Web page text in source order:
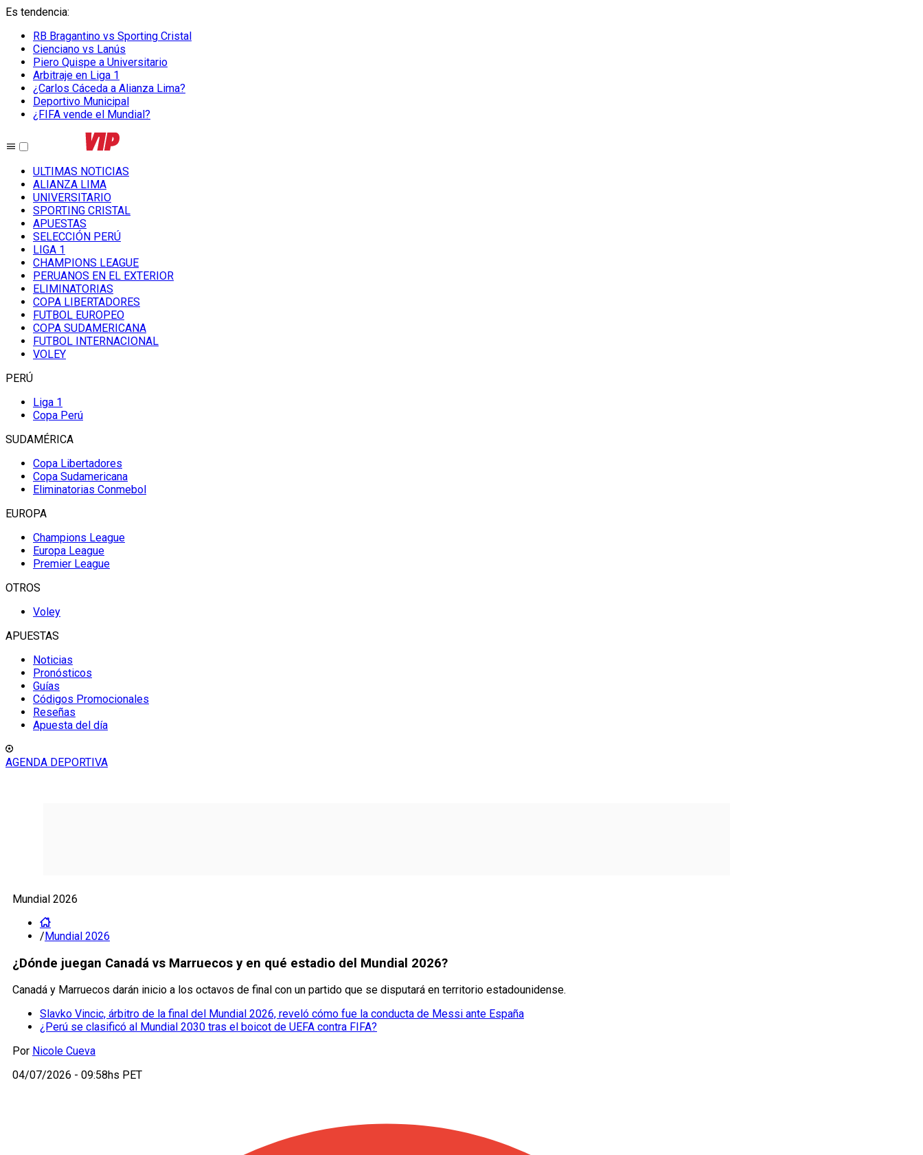
Es tendencia:
RB Bragantino vs Sporting Cristal
Cienciano vs Lanús
Piero Quispe a Universitario
Arbitraje en Liga 1
¿Carlos Cáceda a Alianza Lima?
Deportivo Municipal
¿FIFA vende el Mundial?
ULTIMAS NOTICIAS
ALIANZA LIMA
UNIVERSITARIO
SPORTING CRISTAL
APUESTAS
SELECCIÓN PERÚ
LIGA 1
CHAMPIONS LEAGUE
PERUANOS EN EL EXTERIOR
ELIMINATORIAS
COPA LIBERTADORES
FUTBOL EUROPEO
COPA SUDAMERICANA
FUTBOL INTERNACIONAL
VOLEY
PERÚ
Liga 1
Copa Perú
SUDAMÉRICA
Copa Libertadores
Copa Sudamericana
Eliminatorias Conmebol
EUROPA
Champions League
Europa League
Premier League
OTROS
Voley
APUESTAS
Noticias
Pronósticos
Guías
Códigos Promocionales
Reseñas
Apuesta del día
AGENDA DEPORTIVA
Mundial 2026
/Mundial 2026
¿Dónde juegan Canadá vs Marruecos y en qué estadio del Mundial 2026?
Canadá y Marruecos darán inicio a los octavos de final con un partido que se disputará en territorio estadounidense.
Slavko Vincic, árbitro de la final del Mundial 2026, reveló cómo fue la conducta de Messi ante España
¿Perú se clasificó al Mundial 2030 tras el boicot de UEFA contra FIFA?
Por Nicole Cueva
04/07/2026 - 09:58hs PET